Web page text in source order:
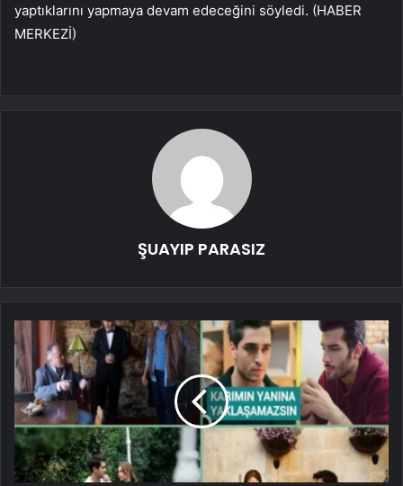
yaptıklarını yapmaya devam edeceğini söyledi. (HABER
MERKEZİ)
ŞUAYIP PARASIZ